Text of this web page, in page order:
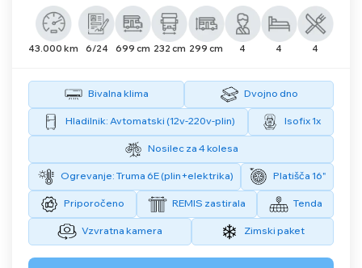
43.000 km 6/24 699 cm 232 cm 299 cm 4 4 4
Bivalna klima Dvojno dno
Hladilnik: Avtomatski (12v-220v-plin) Isofix 1x
Nosilec za 4 kolesa
Ogrevanje: Truma 6E (plin+elektrika) Platišča 16"
Priporočeno REMIS zastirala Tenda
Vzvratna kamera Zimski paket